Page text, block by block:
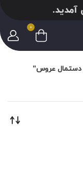
0
عروس”